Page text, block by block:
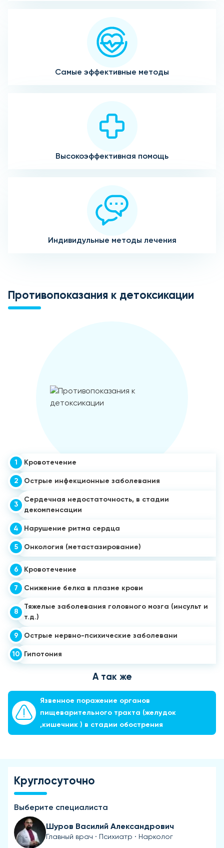
Самые эффективные методы
Высокоэффективная помощь
Индивидульные методы лечения
Противопоказания к детоксикации
Кровотечение
1
Острые инфекционные заболевания
2
Сердечная недостаточность, в стадии
декомпенсации
3
Нарушение ритма сердца
4
Онкология (метастазирование)
5
Кровотечение
6
Снижение белка в плазме крови
7
Тяжелые заболевания головного мозга (инсульт и
т.д.)
8
Острые нервно-психические заболевани
9
Гипотония
10
А так же
Язвенное поражение органов
пищеварительного тракта (желудок
,кишечник ) в стадии обострения
Круглосуточно
Выберите специалиста
Шуров Василий Александрович
Главный врач · Психиатр · Нарколог